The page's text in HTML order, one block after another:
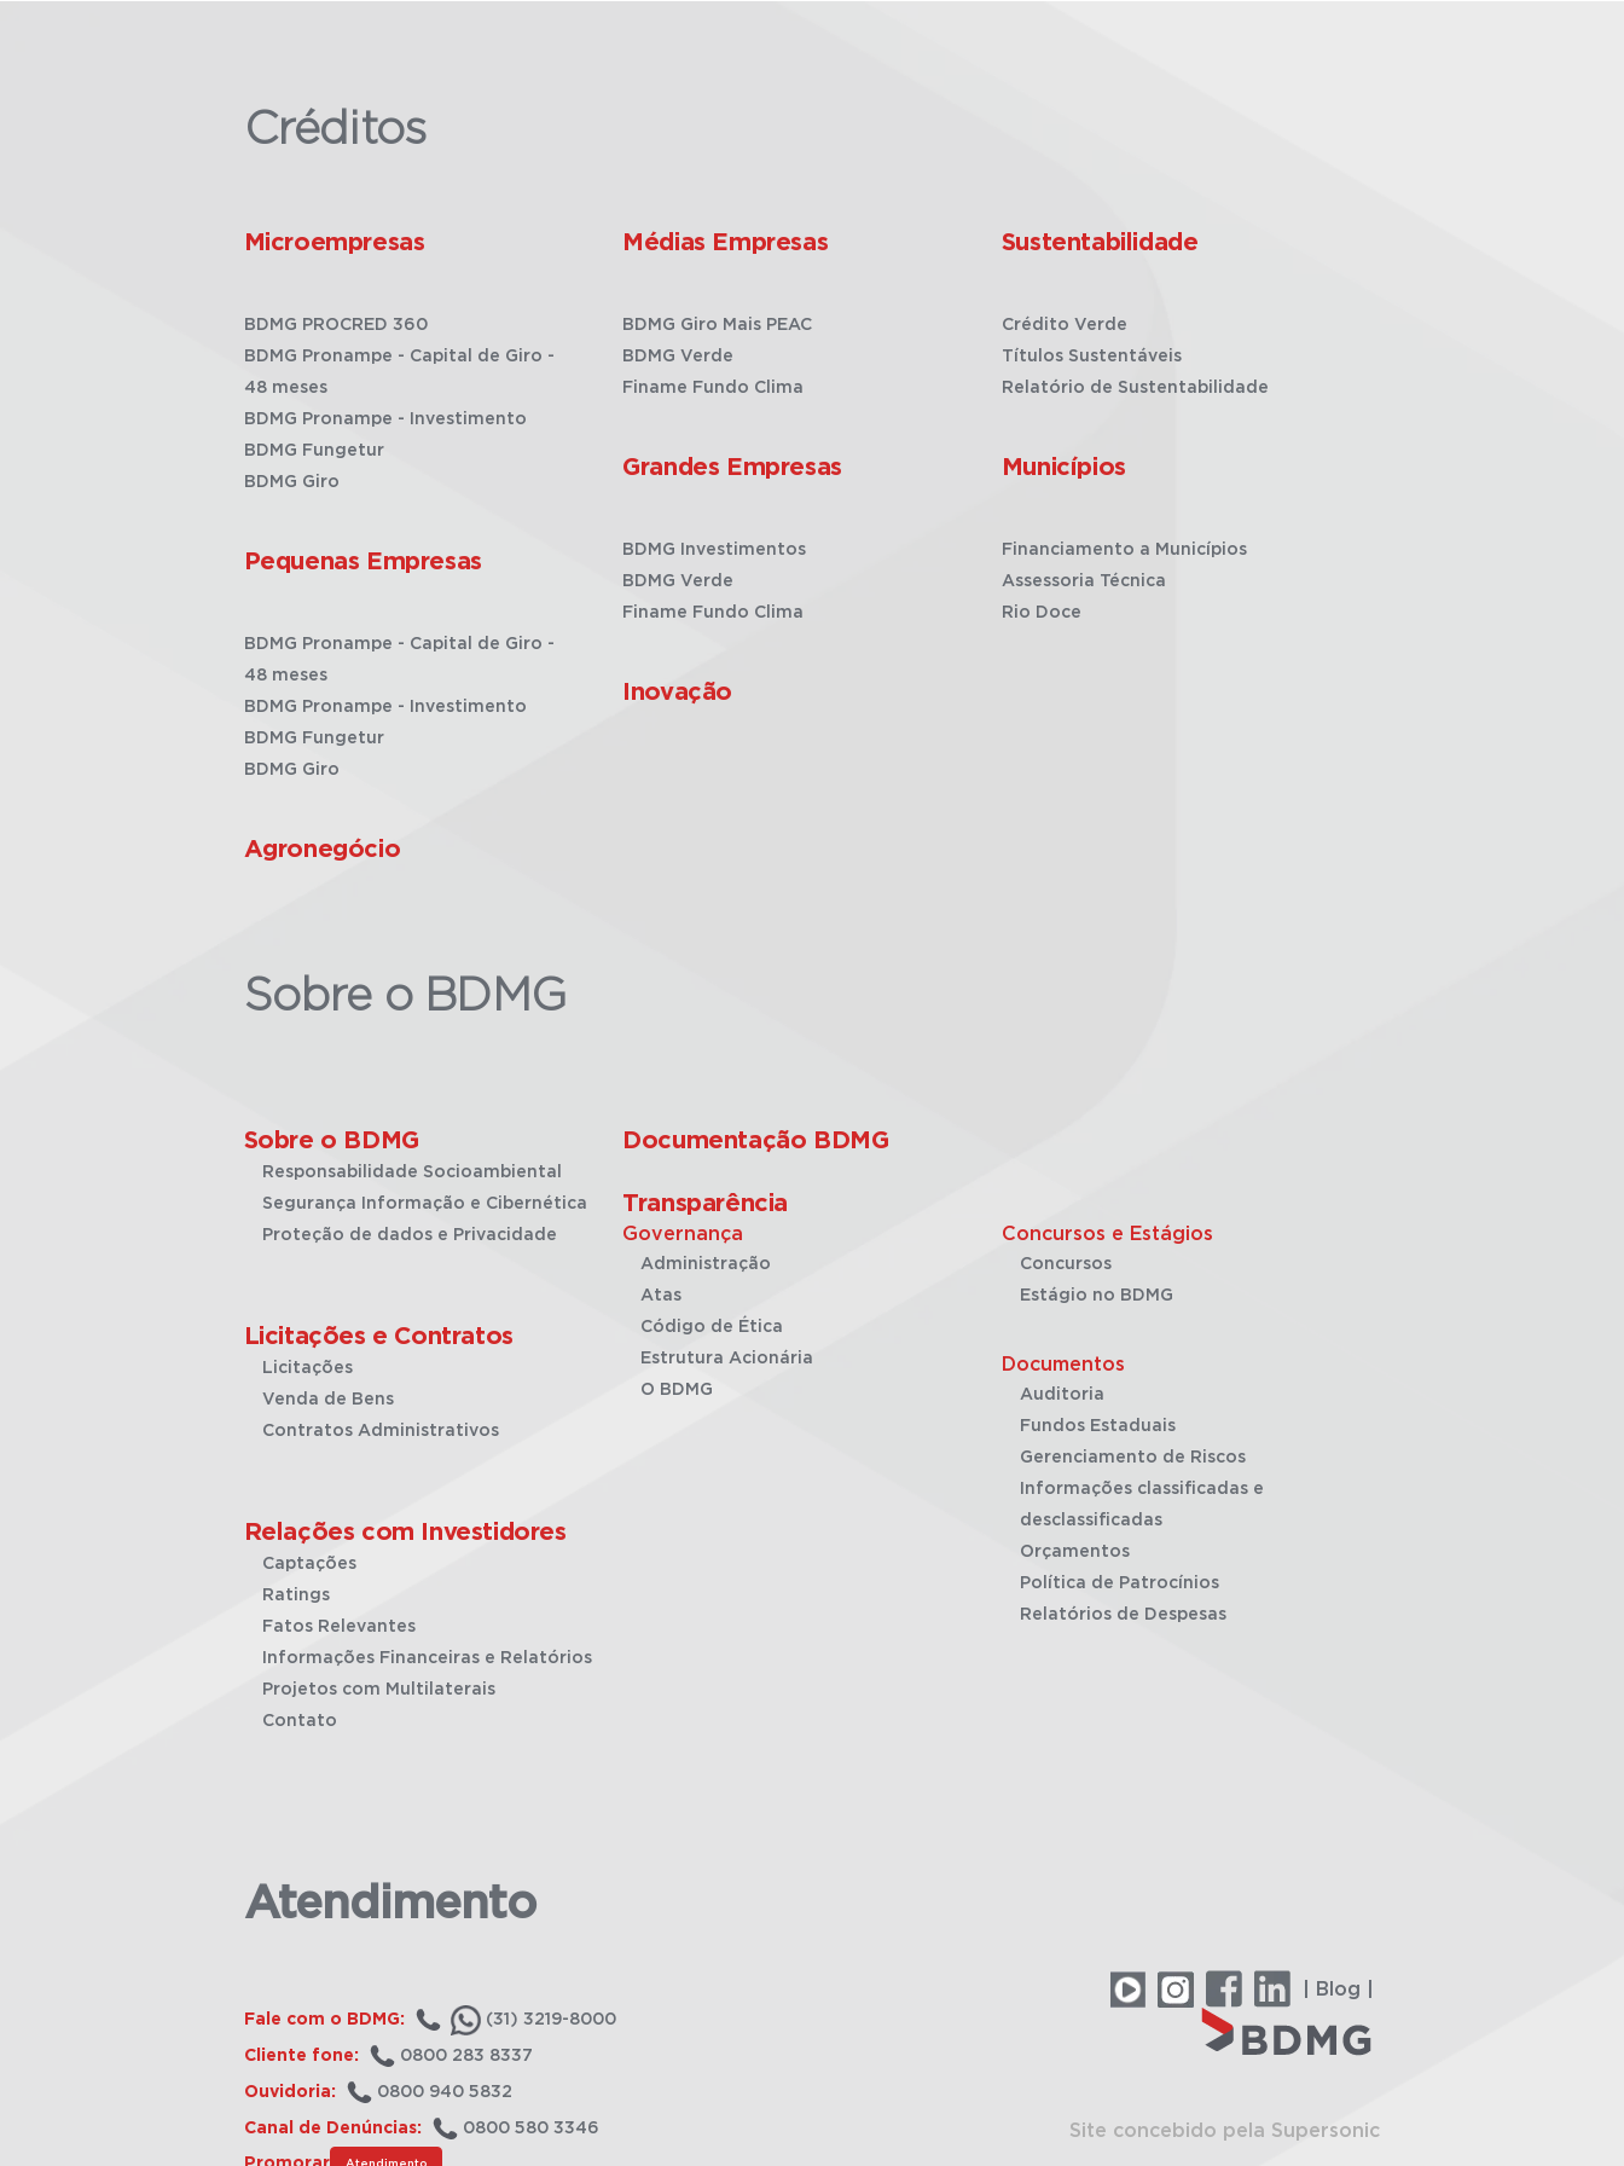
Créditos
Microempresas
BDMG PROCRED 360
BDMG Pronampe - Capital de Giro -
48 meses
BDMG Pronampe - Investimento
BDMG Fungetur
BDMG Giro
Pequenas Empresas
BDMG Pronampe - Capital de Giro -
48 meses
BDMG Pronampe - Investimento
BDMG Fungetur
BDMG Giro
Agronegócio
Médias Empresas
BDMG Giro Mais PEAC
BDMG Verde
Finame Fundo Clima
Grandes Empresas
BDMG Investimentos
BDMG Verde
Finame Fundo Clima
Inovação
Sustentabilidade
Crédito Verde
Títulos Sustentáveis
Relatório de Sustentabilidade
Municípios
Financiamento a Municípios
Assessoria Técnica
Rio Doce
Sobre o BDMG
Sobre o BDMG
Responsabilidade Socioambiental
Segurança Informação e Cibernética
Proteção de dados e Privacidade
Licitações e Contratos
Licitações
Venda de Bens
Contratos Administrativos
Relações com Investidores
Captações
Ratings
Fatos Relevantes
Informações Financeiras e Relatórios
Projetos com Multilaterais
Contato
Documentação BDMG
Transparência
Governança
Administração
Atas
Código de Ética
Estrutura Acionária
O BDMG
Concursos e Estágios
Concursos
Estágio no BDMG
Documentos
Auditoria
Fundos Estaduais
Gerenciamento de Riscos
Informações classificadas e
desclassificadas
Orçamentos
Política de Patrocínios
Relatórios de Despesas
Atendimento
Fale com o BDMG: (31) 3219-8000
Cliente fone: 0800 283 8337
Ouvidoria: 0800 940 5832
Canal de Denúncias: 0800 580 3346
Atendimento
| Blog |
Site concebido pela Supersonic